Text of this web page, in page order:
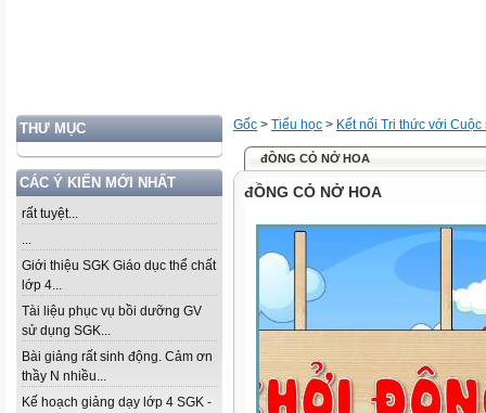
THƯ MỤC
CÁC Ý KIẾN MỚI NHẤT
rất tuyệt...
...
Giới thiệu SGK Giáo dục thể chất
lớp 4...
Tài liệu phục vụ bồi dưỡng GV
sử dụng SGK...
Bài giảng rất sinh động. Cảm ơn
thầy N nhiều...
Kế hoạch giảng dạy lớp 4 SGK -
Gốc > Tiểu học > Kết nối Tri thức với Cuộc
đỒNG CỎ NỞ HOA
đỒNG CỎ NỞ HOA